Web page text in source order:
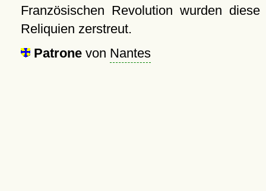
Französischen Revolution wurden diese
Reliquien zerstreut.
Patronevon Nantes